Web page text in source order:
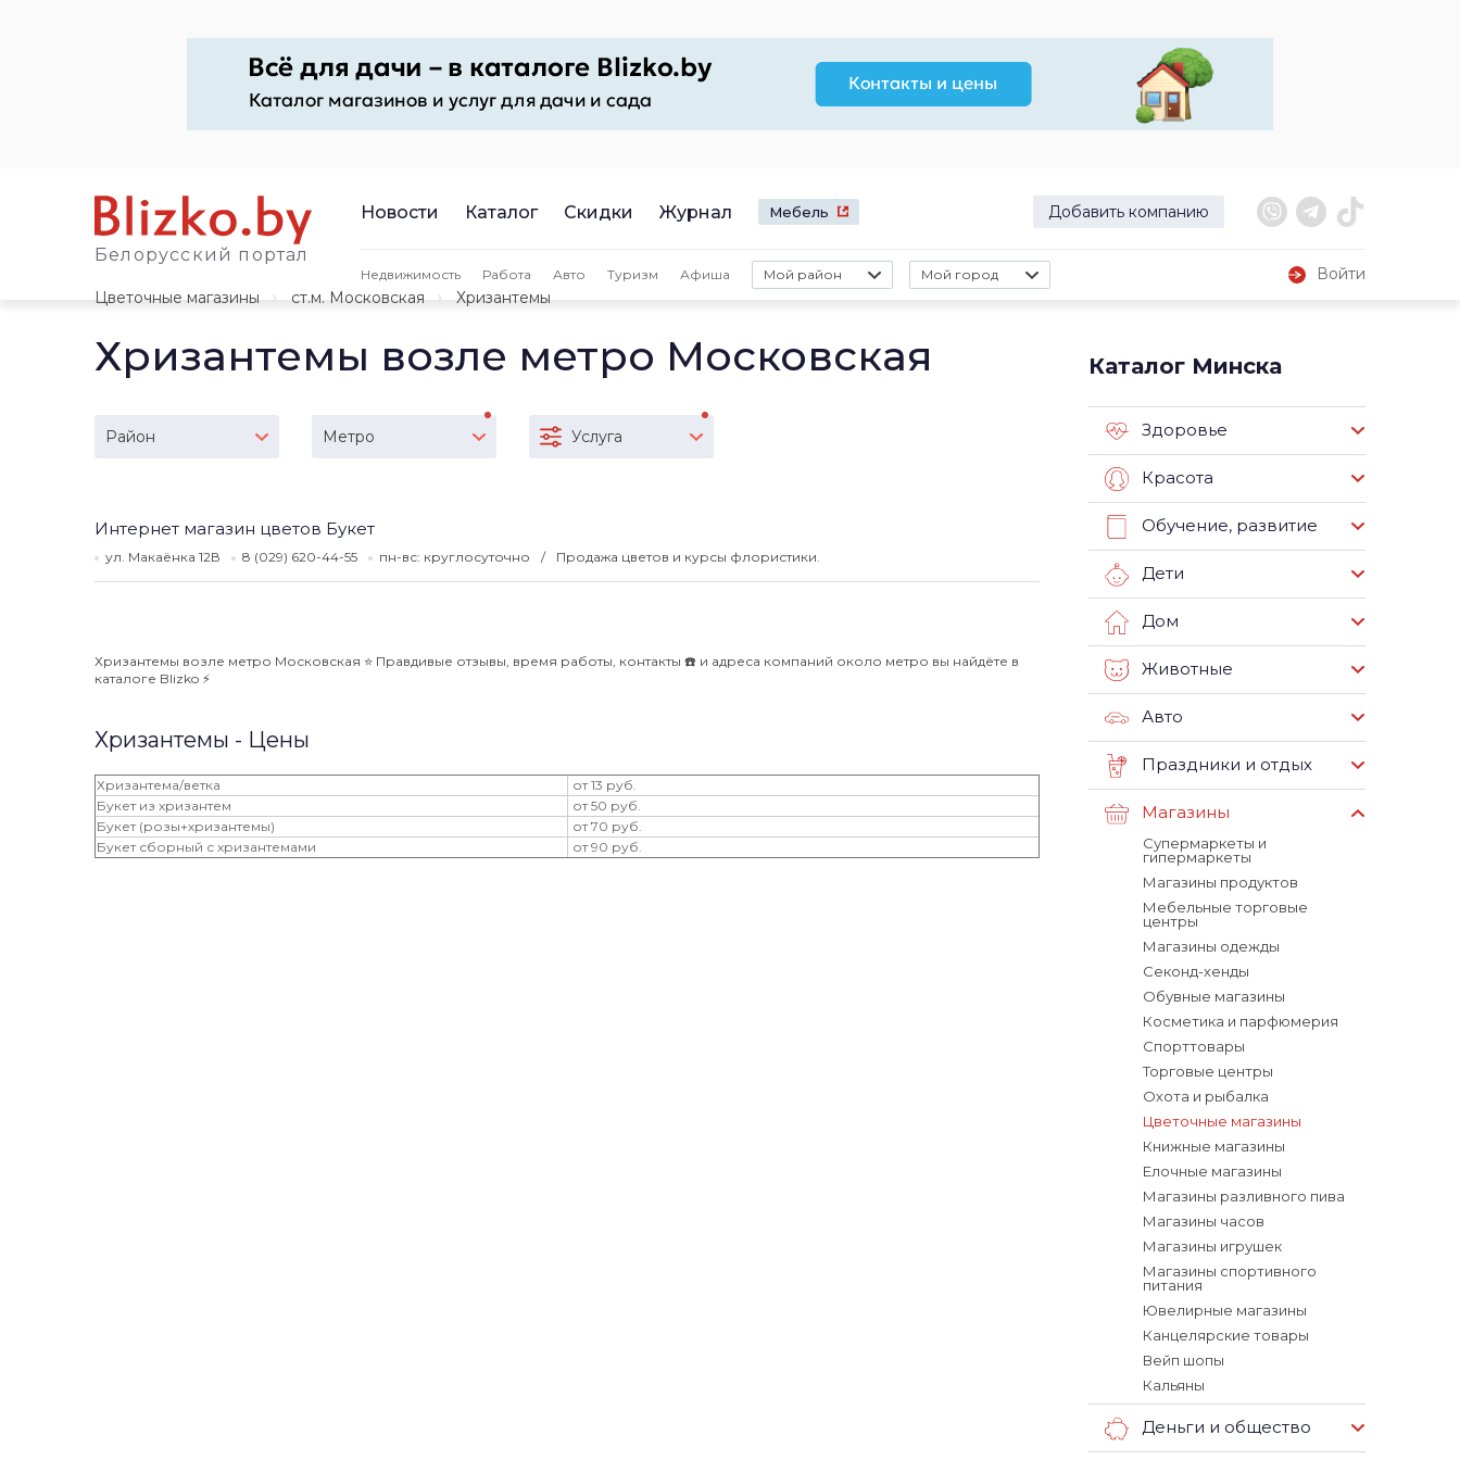
Белорусский портал
Новости Каталог Скидки Журнал Мебель Добавить компанию
Недвижимость Работа Авто Туризм Афиша Мой район Мой город
Войти
Цветочные магазины
ст.м. Московская Хризантемы
Хризантемы возле метро Московская
Район Метро Услуга
Интернет магазин цветов Букет
ул. Макаёнка 12В 8 (029) 620-44-55 пн-вс: круглосуточно Продажа цветов и курсы флористики.
Хризантемы возле метро Московская ⭐️ Правдивые отзывы, время работы, контакты ☎️ и адреса компаний около метро вы найдёте в
каталоге Blizko ⚡️
Хризантемы - Цены
Хризантема/ветка
от 13 руб.
Букет из хризантем
от 50 руб.
Букет (розы+хризантемы)
от 70 руб.
Букет сборный с хризантемами
от 90 руб.
Каталог Минска
Здоровье
Красота
Обучение, развитие
Дети
Дом
Животные
Авто
Праздники и отдых
Магазины
Супермаркеты и
гипермаркеты
Магазины продуктов
Мебельные торговые
центры
Магазины одежды
Секонд-хенды
Обувные магазины
Косметика и парфюмерия
Спорттовары
Торговые центры
Охота и рыбалка
Цветочные магазины
Книжные магазины
Елочные магазины
Магазины разливного пива
Магазины часов
Магазины игрушек
Магазины спортивного
питания
Ювелирные магазины
Канцелярские товары
Вейп шопы
Кальяны
Деньги и общество